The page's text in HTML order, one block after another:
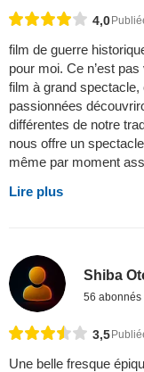
4,0
film de guerre
pour moi. Ce n’est
film à grand
passionnées
différentes de notre
nous offre un
même par moment
Lire plus
Shiba
56 abonnés
3,5
Une belle fresque